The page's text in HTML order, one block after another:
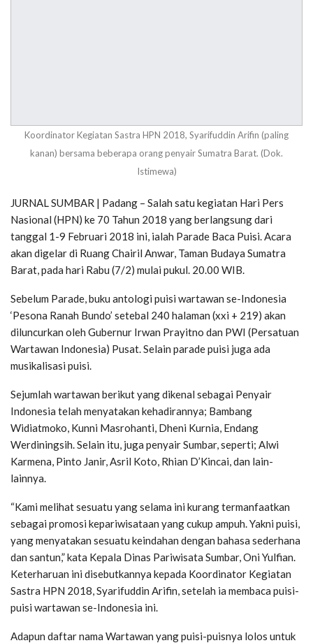
Koordinator Kegiatan Sastra HPN 2018, Syarifuddin Arifin (paling
kanan) bersama beberapa orang penyair Sumatra Barat. (Dok.
Istimewa)
JURNAL SUMBAR | Padang – Salah satu kegiatan Hari Pers
Nasional (HPN) ke 70 Tahun 2018 yang berlangsung dari
tanggal 1-9 Februari 2018 ini, ialah Parade Baca Puisi. Acara
akan digelar di Ruang Chairil Anwar, Taman Budaya Sumatra
Barat, pada hari Rabu (7/2) mulai pukul. 20.00 WIB.
Sebelum Parade, buku antologi puisi wartawan se-Indonesia
‘Pesona Ranah Bundo’ setebal 240 halaman (xxi + 219) akan
diluncurkan oleh Gubernur Irwan Prayitno dan PWI (Persatuan
Wartawan Indonesia) Pusat. Selain parade puisi juga ada
musikalisasi puisi.
Sejumlah wartawan berikut yang dikenal sebagai Penyair
Indonesia telah menyatakan kehadirannya; Bambang
Widiatmoko, Kunni Masrohanti, Dheni Kurnia, Endang
Werdiningsih. Selain itu, juga penyair Sumbar, seperti; Alwi
Karmena, Pinto Janir, Asril Koto, Rhian D’Kincai, dan lain-
lainnya.
“Kami melihat sesuatu yang selama ini kurang termanfaatkan
sebagai promosi kepariwisataan yang cukup ampuh. Yakni puisi,
yang menyatakan sesuatu keindahan dengan bahasa sederhana
dan santun,” kata Kepala Dinas Pariwisata Sumbar, Oni Yulfian.
Keterharuan ini disebutkannya kepada Koordinator Kegiatan
Sastra HPN 2018, Syarifuddin Arifin, setelah ia membaca puisi-
puisi wartawan se-Indonesia ini.
Adapun daftar nama Wartawan yang puisi-puisnya lolos untuk